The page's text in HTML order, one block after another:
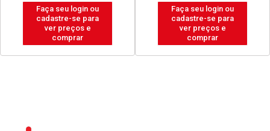
Faça seu login ou
cadastre-se para
ver preços e
comprar
Faça seu login ou
cadastre-se para
ver preços e
comprar